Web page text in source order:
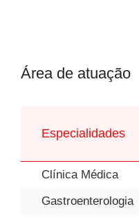
Área de atuação
Especialidades
Clínica Médica
Gastroenterologia